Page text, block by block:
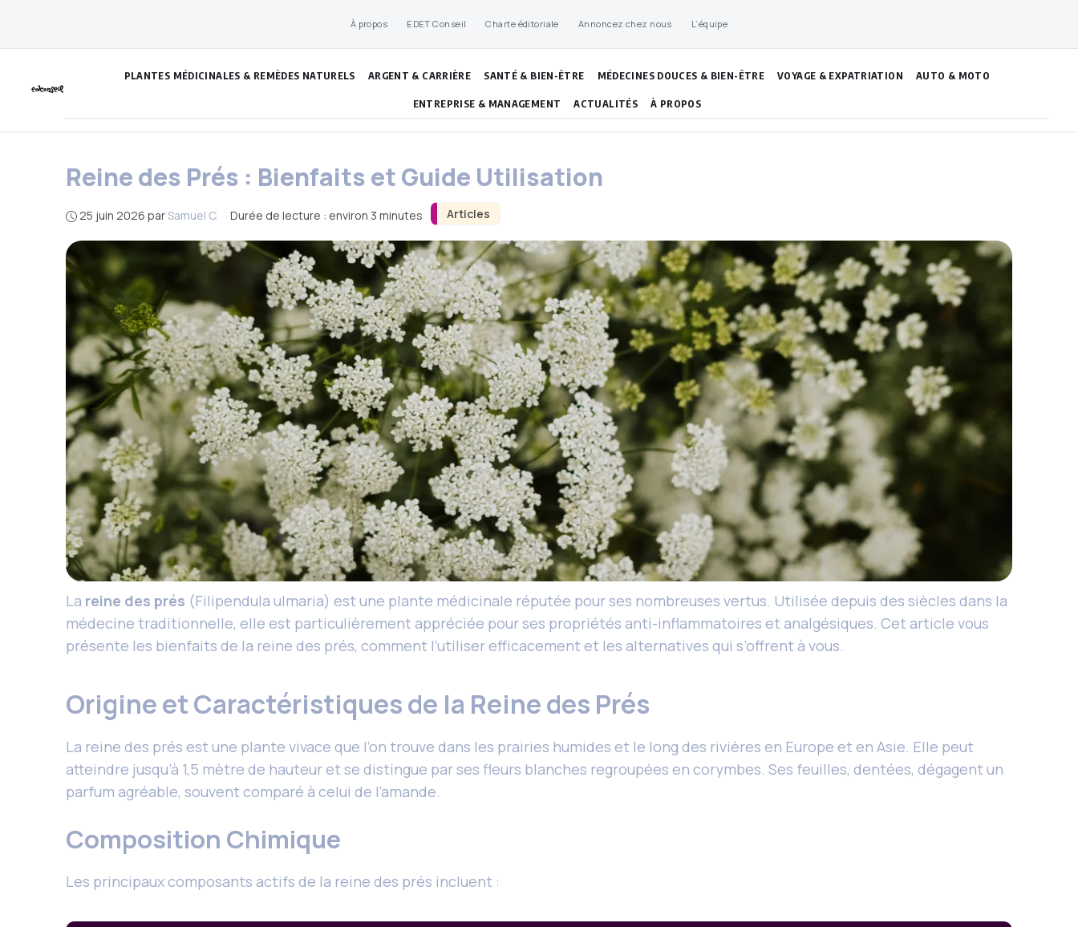
contenu
À propos EDET Conseil Charte éditoriale Annoncez chez nous L’équipe
PLANTES MÉDICINALES & REMÈDES NATURELS ARGENT & CARRIÈRE SANTÉ & BIEN-ÊTRE MÉDECINES DOUCES & BIEN-ÊTRE VOYAGE & EXPATRIATION AUTO & MOTO
ENTREPRISE & MANAGEMENT ACTUALITÉS À PROPOS
Articles
Reine des Prés : Bienfaits et Guide Utilisation
25 juin 2026 parSamuel C. · Durée de lecture : environ 3 minutes
La reine des prés (Filipendula ulmaria) est une plante médicinale réputée pour ses nombreuses vertus. Utilisée depuis des siècles dans la
médecine traditionnelle, elle est particulièrement appréciée pour ses propriétés anti-inflammatoires et analgésiques. Cet article vous
présente les bienfaits de la reine des prés, comment l’utiliser efficacement et les alternatives qui s’offrent à vous.
Origine et Caractéristiques de la Reine des Prés
La reine des prés est une plante vivace que l’on trouve dans les prairies humides et le long des rivières en Europe et en Asie. Elle peut
atteindre jusqu’à 1,5 mètre de hauteur et se distingue par ses fleurs blanches regroupées en corymbes. Ses feuilles, dentées, dégagent un
parfum agréable, souvent comparé à celui de l’amande.
Composition Chimique
Les principaux composants actifs de la reine des prés incluent :